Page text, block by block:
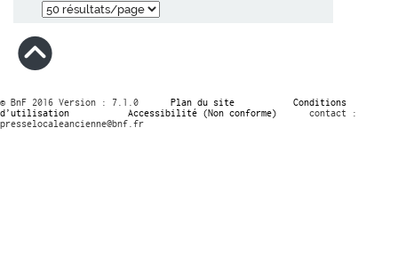
© BnF 2016 Version : 7.1.0 Plan du site
Conditions
d’utilisation
Accessibilité (Non conforme)
contact :
presselocaleancienne@bnf.fr